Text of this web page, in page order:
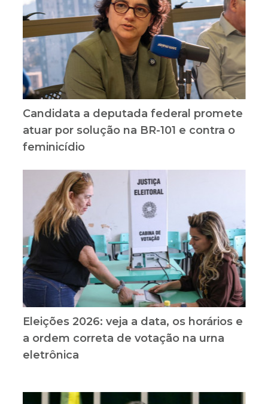
Candidata a deputada federal promete
atuar por solução na BR-101 e contra o
feminicídio
Eleições 2026: veja a data, os horários e
a ordem correta de votação na urna
eletrônica